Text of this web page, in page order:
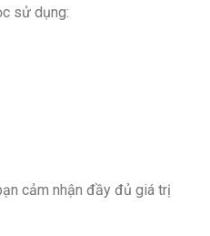
sử dụng:
cảm nhận đầy đủ giá trị